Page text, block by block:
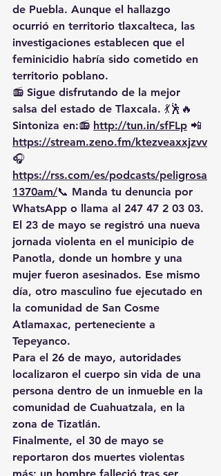
de Puebla. Aunque el hallazgo
ocurrió en territorio tlaxcalteca, las
investigaciones establecen que el
feminicidio habría sido cometido en
territorio poblano.
📻 Sigue disfrutando de la mejor
salsa del estado de Tlaxcala. 💃🕺🔥
Sintoniza en:📻 http://tun.in/sfFLp 📲
https://stream.zeno.fm/ktezveaxxjzvv
🎧
https://rss.com/es/podcasts/peligrosa
1370am/📞 Manda tu denuncia por
WhatsApp o llama al 247 47 2 03 03.
El 23 de mayo se registró una nueva
jornada violenta en el municipio de
Panotla, donde un hombre y una
mujer fueron asesinados. Ese mismo
día, otro masculino fue ejecutado en
la comunidad de San Cosme
Atlamaxac, perteneciente a
Tepeyanco.
Para el 26 de mayo, autoridades
localizaron el cuerpo sin vida de una
persona dentro de un inmueble en la
comunidad de Cuahuatzala, en la
zona de Tizatlán.
Finalmente, el 30 de mayo se
reportaron dos muertes violentas